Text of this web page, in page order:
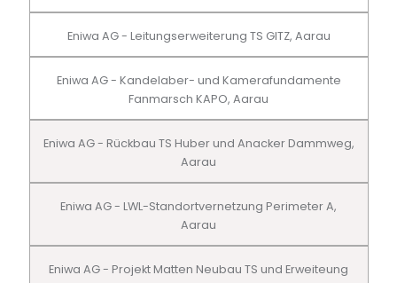
Eniwa AG - Leitungserweiterung TS GITZ, Aarau
Eniwa AG - Kandelaber- und Kamerafundamente
Fanmarsch KAPO, Aarau
Eniwa AG - Rückbau TS Huber und Anacker Dammweg,
Aarau
Eniwa AG - LWL-Standortvernetzung Perimeter A,
Aarau
Eniwa AG - Projekt Matten Neubau TS und Erweiteung